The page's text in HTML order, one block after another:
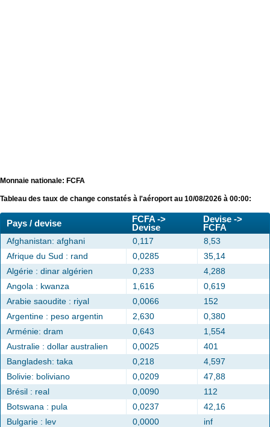
Monnaie nationale: FCFA
Tableau des taux de change constatés à l'aéroport au 10/08/2026 à 00:00:
Pays / devise
FCFA ->
Devise
Devise ->
FCFA
Afghanistan: afghani 0,117
8,53
Afrique du Sud : rand
0,0285
35,14
Algérie : dinar algérien
0,233
4,288
Angola : kwanza
1,616
0,619
Arabie saoudite : riyal
0,0066
152
Argentine : peso argentin
2,630
0,380
Arménie: dram
0,643
1,554
Australie : dollar australien
0,0025
401
Bangladesh: taka
0,218
4,597
Bolivie: boliviano
0,0209
47,88
Brésil : real
0,0090
112
Botswana : pula
0,0237
42,16
Bulgarie : lev
0,0000
inf